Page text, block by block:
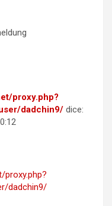
proxy.php?
dadchin9/ dice:
proxy.php?
dadchin9/